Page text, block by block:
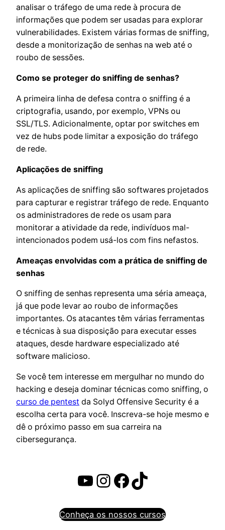
analisar o tráfego de uma rede à procura de
informações que podem ser usadas para explorar
vulnerabilidades. Existem várias formas de sniffing,
desde a monitorização de senhas na web até o
roubo de sessões.
Como se proteger do sniffing de senhas?
A primeira linha de defesa contra o sniffing é a
criptografia, usando, por exemplo, VPNs ou
SSL/TLS. Adicionalmente, optar por switches em
vez de hubs pode limitar a exposição do tráfego
de rede.
Aplicações de sniffing
As aplicações de sniffing são softwares projetados
para capturar e registrar tráfego de rede. Enquanto
os administradores de rede os usam para
monitorar a atividade da rede, indivíduos mal-
intencionados podem usá-los com fins nefastos.
Ameaças envolvidas com a prática de sniffing de
senhas
O sniffing de senhas representa uma séria ameaça,
já que pode levar ao roubo de informações
importantes. Os atacantes têm várias ferramentas
e técnicas à sua disposição para executar esses
ataques, desde hardware especializado até
software malicioso.
Se você tem interesse em mergulhar no mundo do
hacking e deseja dominar técnicas como sniffing, o
curso de pentest da Solyd Offensive Security é a
escolha certa para você. Inscreva-se hoje mesmo e
dê o próximo passo em sua carreira na
cibersegurança.
Youtube
Instagram
Facebook
TikTok
Conheça os nossos cursos